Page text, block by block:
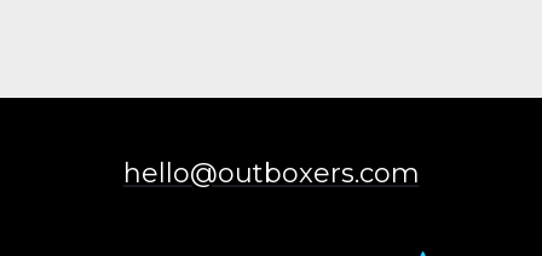
hello@outboxers.com